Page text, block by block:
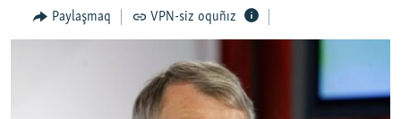
İNSAN AQLARI
Paylaşmaq VPN-siz oquñız